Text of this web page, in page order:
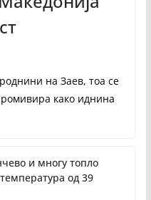
на Заев, тоа се
како иднина
и многу топло
од 39